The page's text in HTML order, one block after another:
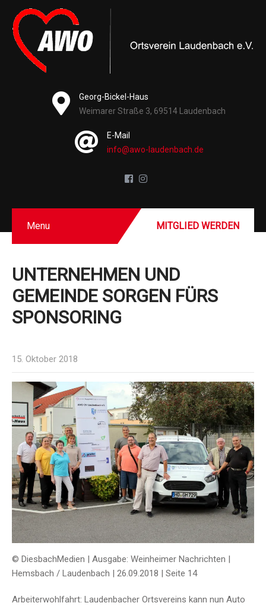
Georg-Bickel-Haus
Weimarer Straße 3, 69514 Laudenbach
E-Mail
info@awo-laudenbach.de
Menu MITGLIED WERDEN
UNTERNEHMEN UND
GEMEINDE SORGEN FÜRS
SPONSORING
15. Oktober 2018
© DiesbachMedien | Ausgabe: Weinheimer Nachrichten |
Hemsbach / Laudenbach | 26.09.2018 | Seite 14
Arbeiterwohlfahrt: Laudenbacher Ortsvereins kann nun Auto